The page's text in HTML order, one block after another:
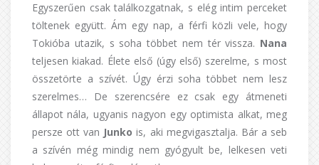
Egyszerűen csak találkozgatnak, s elég intim perceket
töltenek együtt. Ám egy nap, a férfi közli vele, hogy
Tokióba utazik, s soha többet nem tér vissza. Nana
teljesen kiakad. Élete első (úgy első) szerelme, s most
összetörte a szívét. Úgy érzi soha többet nem lesz
szerelmes… De szerencsére ez csak egy átmeneti
állapot nála, ugyanis nagyon egy optimista alkat, meg
persze ott van Junkois, aki megvigasztalja. Bár a seb
a szívén még mindig nem gyógyult be, lelkesen veti